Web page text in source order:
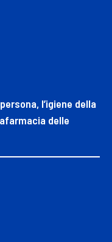
l’igiene della
delle